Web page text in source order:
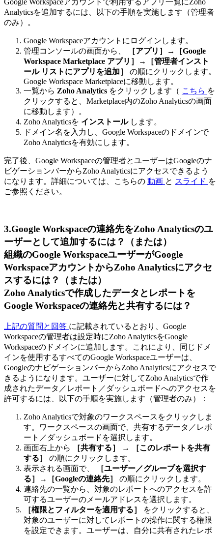
Analyticsを追加するには、以下の手順を実施します（管理者
のみ）。
Google Workspaceアカウントにログインします。
管理コンソールの画面から、
［アプリ］→［Google
Workspace Marketplace アプリ］→［管理者インスト
ール リストにアプリを追加］ の順にクリックします。
Google Workspace Marketplaceに移動します。
一覧から Zoho Analytics をクリックします（ こちら を
クリックすると、Marketplace内のZoho Analyticsの画面
に移動します）。
Zoho Analyticsを インストール します。
ドメイン名を入力し、Google Workspaceのドメインで
Zoho Analyticsを有効にします。
完了後、Google Workspaceの管理者とユーザーはGoogleのナ
ビゲーションバーからZoho Analyticsにアクセスできるよう
になります。詳細については、こちらの 動画 と スライド を
ご参照ください。
3.Google Workspaceの連絡先をZoho Analyticsのユ
ーザーとして追加するには？（または）
組織のGoogle WorkspaceユーザーがGoogle
WorkspaceアカウントからZoho Analyticsにアクセ
スするには？（または）
Zoho Analyticsで作成したデータとレポートを
Google Workspaceの連絡先と共有するには？
上記の質問と回答 に記載されているとおり、Google
Workspaceの管理者は設定時にZoho AnalyticsをGoogle
Workspaceのドメインに追加します。これにより、同じドメ
インを使用するすべてのGoogle Workspaceユーザーは、
GoogleのナビゲーションバーからZoho Analyticsにアクセスで
きるようになります。ユーザーに対してZoho Analyticsで作
成されたデータ／レポート／ダッシュボードへのアクセスを
許可するには、以下の手順を実施します（管理者のみ）：
Zoho Analyticsで対象のワークスペースをクリックしま
す。ワークスペースの画面で、共有するデータ／レポ
ート／ダッシュボードを選択します。
画面右上から
［共有する］ →
［このレポートを共有
する］ の順にクリックします。
表示される画面で、
［ユーザー／グループを選択す
る］→［Googleの連絡先］ の順にクリックします。
連絡先の一覧から、対象のレポートへのアクセスを許
可するユーザーのメールアドレスを選択します。
［権限とフィルターを適用する］
をクリックすると、
対象のユーザーに対してレポートの操作に関する権限
を設定できます。ユーザーは、自分に共有されたレポ